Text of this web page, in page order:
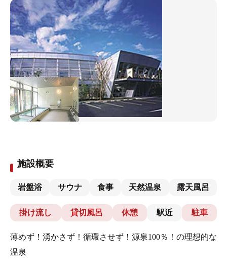
施設概要
岩盤浴 サウナ 食事 天然温泉 露天風呂
掛け流し 貸切風呂 休憩 駅近 駐車
薄めず！湧かさず！循環させず！源泉100％！の理想的な
温泉